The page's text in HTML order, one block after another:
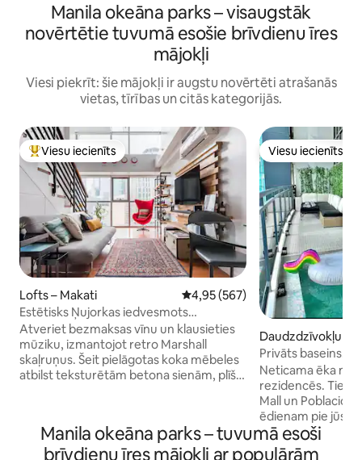
Manila okeāna parks – visaugstāk
novērtētie tuvumā esošie brīvdienu īres
mājokļi
Viesi piekrīt: šie mājokļi ir augstu novērtēti atrašanās
vietas, tīrības un citās kategorijās.
Populārs viesu iecienīts mājoklis
Viesu iecienīts
Lofts – Makati Vidējais vērtējums: 4,95 no 5,
4,95 (567)
Estētisks Ņujorkas iedvesmots
Greenbelt Loft ar Tempur gultu
Atveriet bezmaksas vīnu un klausieties
mūziku, izmantojot retro Marshall
skaļruņus. Šeit pielāgotas koka mēbeles
atbilst teksturētām betona sienām, plīša
industriālo un retro elementu
apvienojums galu galā piešķir šim loftam
Viesu iecienīts
Viesu iecienīts
Daudzdzīvokļu
lis – Makati
Privāts baseins!
65collutelevizoru
Neticama ēka
rezidencēs. Tieši blakus Century City
Mall un Poblacion
ēdienam pie jūsu
privāta terase ar
baseinu! (Mēs iztukšojam un iztīrām
Manila okeāna parks – tuvumā esoši
brīvdienu īres mājokļi ar populārām